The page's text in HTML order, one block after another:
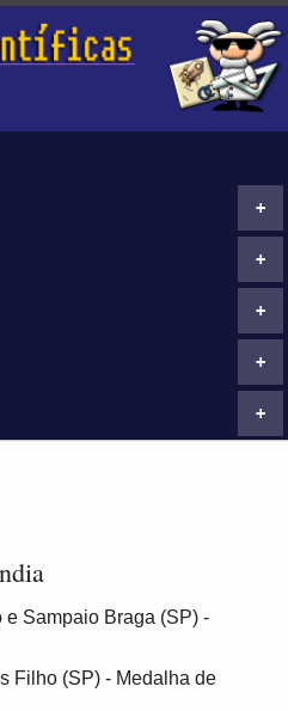
+
+
+
+
+
Sampaio Braga (SP) -
Filho (SP) - Medalha de